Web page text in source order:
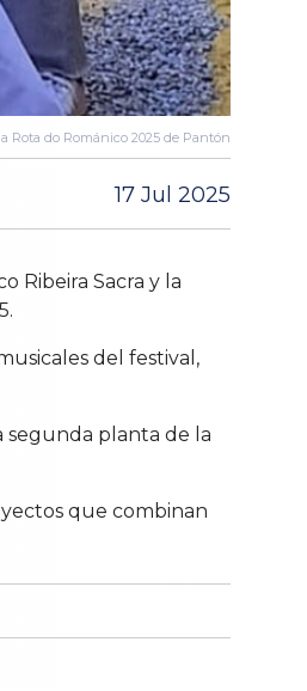
Rota do Románico 2025 de Pantón
17 Jul 2025
Ribeira Sacra y la
del festival,
segunda planta de la
que combinan